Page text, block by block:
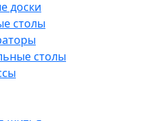
доски
столы
столы